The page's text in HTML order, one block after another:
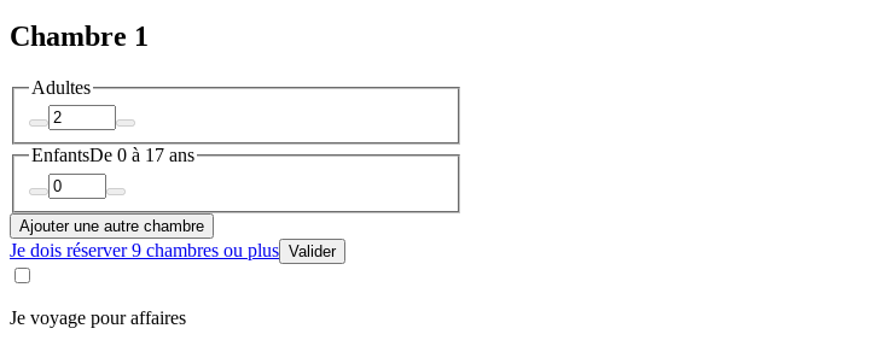
Chambre 1
Adultes
EnfantsDe 0 à 17 ans
Ajouter une autre chambre
Je dois réserver 9 chambres ou plus Valider
Je voyage pour affaires